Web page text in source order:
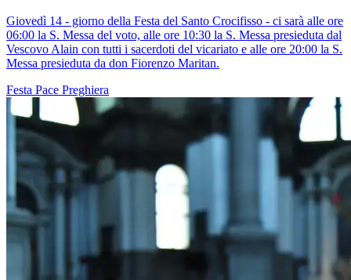
Giovedì 14 - giorno della Festa del Santo Crocifisso - ci sarà alle ore
06:00 la S. Messa del voto, alle ore 10:30 la S. Messa presieduta dal
Vescovo Alain con tutti i sacerdoti del vicariato e alle ore 20:00 la S.
Messa presieduta da don Fiorenzo Maritan.
Festa Pace Preghiera